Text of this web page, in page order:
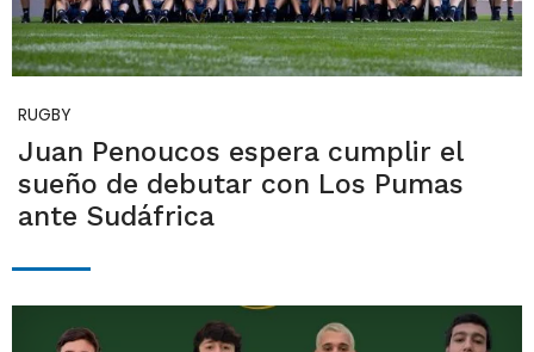
RUGBY
Juan Penoucos espera cumplir el
sueño de debutar con Los Pumas
ante Sudáfrica